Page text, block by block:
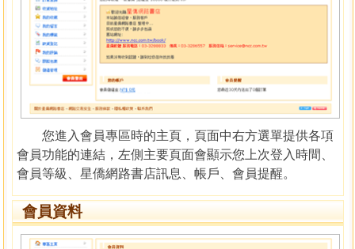
您進入會員專區時的主頁，頁面中右方選單提供各項
會員功能的連結，左側主要頁面會顯示您上次登入時間、
會員等級、星僑網路書店訊息、帳戶、會員提醒。
會員資料